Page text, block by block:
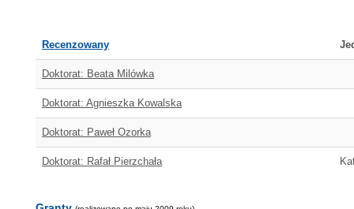
Recenzowany
Doktorat: Beata Milówka
Doktorat: Agnieszka Kowalska
Doktorat: Paweł Ozorka
Doktorat: Rafał Pierzchała